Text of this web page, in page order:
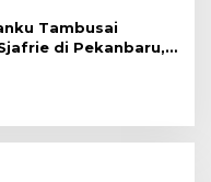
Tambusai
di Pekanbaru,